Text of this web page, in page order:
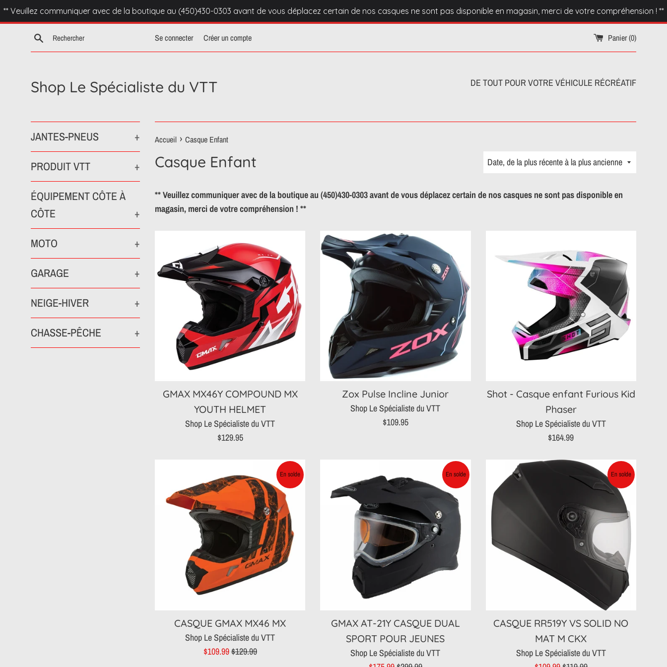
Passer
au
** Veuillez communiquer avec de la boutique au (450)430-0303 avant de vous déplacez certain de nos casques ne sont pas disponible en magasin, merci de votre compréhension ! **
Recherche Se connecter Créer un compte Panier (0)
Shop Le Spécialiste du VTT DE TOUT POUR VOTRE VÉHICULE RÉCRÉATIF
JANTES-PNEUS
+
PRODUIT VTT
+
ÉQUIPEMENT CÔTE À
CÔTE
+
MOTO
+
GARAGE
+
NEIGE-HIVER
+
CHASSE-PÊCHE
+
Accueil › Casque Enfant
Casque Enfant
Trier
** Veuillez communiquer avec de la boutique au (450)430-0303 avant de vous déplacez certain de nos casques ne sont pas disponible en
magasin, merci de votre compréhension ! **
GMAX MX46Y COMPOUND MX
YOUTH HELMET
Shop Le Spécialiste du VTT
Prix
$129.95
Zox Pulse Incline Junior
Shop Le Spécialiste du VTT
Prix
$109.95
Shot - Casque enfant Furious Kid
Phaser
Shop Le Spécialiste du VTT
Prix
$164.99
CASQUE GMAX MX46 MX
Shop Le Spécialiste du VTT
Prix
$109.99Prix
$129.99
En solde
GMAX AT-21Y CASQUE DUAL
SPORT POUR JEUNES
Shop Le Spécialiste du VTT
En solde
CASQUE RR519Y VS SOLID NO
MAT M CKX
Shop Le Spécialiste du VTT
En solde